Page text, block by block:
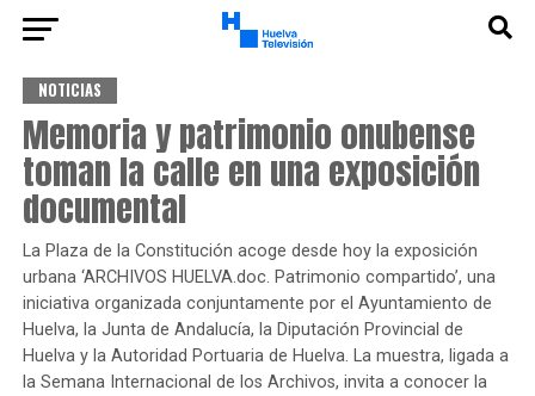
NOTICIAS
Memoria y patrimonio onubense
toman la calle en una exposición
documental
La Plaza de la Constitución acoge desde hoy la exposición
urbana ‘ARCHIVOS HUELVA.doc. Patrimonio compartido’, una
iniciativa organizada conjuntamente por el Ayuntamiento de
Huelva, la Junta de Andalucía, la Diputación Provincial de
Huelva y la Autoridad Portuaria de Huelva. La muestra, ligada a
la Semana Internacional de los Archivos, invita a conocer la